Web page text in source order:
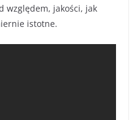
względem, jakości, jak
istotne.